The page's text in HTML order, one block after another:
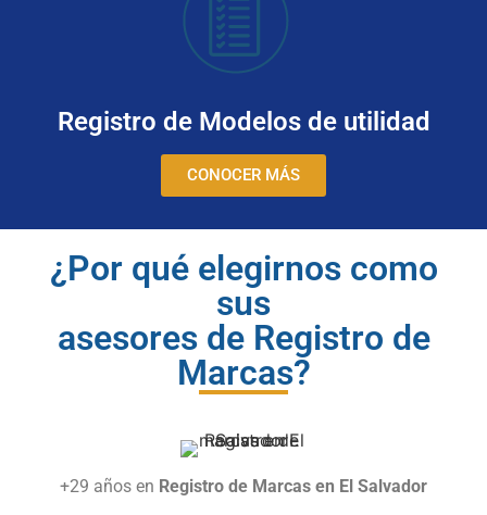
Registro de Modelos de utilidad
CONOCER MÁS
¿Por qué elegirnos como
sus
asesores de Registro de
Marcas?
+29 años en Registro de Marcas en El Salvador